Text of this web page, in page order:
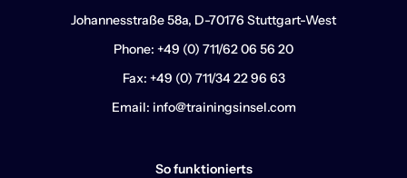
Johannesstraße 58a, D-70176 Stuttgart-West
Phone: +49 (0) 711/62 06 56 20
Fax: +49 (0) 711/34 22 96 63
Email: info@trainingsinsel.com
So funktionierts